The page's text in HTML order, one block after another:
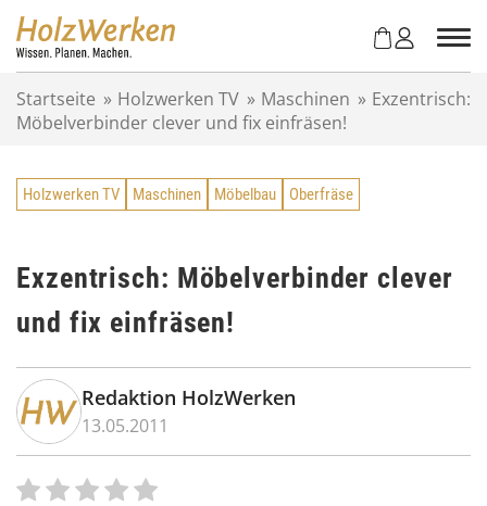
Startseite » Holzwerken TV » Maschinen » Exzentrisch:
Möbelverbinder clever und fix einfräsen!
Holzwerken TV Maschinen Möbelbau Oberfräse
Exzentrisch: Möbelverbinder clever
und fix einfräsen!
Redaktion HolzWerken
13.05.2011